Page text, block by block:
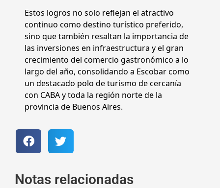
Estos logros no solo reflejan el atractivo
continuo como destino turístico preferido,
sino que también resaltan la importancia de
las inversiones en infraestructura y el gran
crecimiento del comercio gastronómico a lo
largo del año, consolidando a Escobar como
un destacado polo de turismo de cercanía
con CABA y toda la región norte de la
provincia de Buenos Aires.
Notas relacionadas